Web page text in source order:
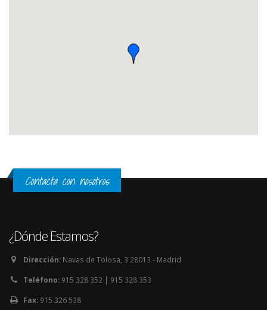
Contacta con nosotros
¿Dónde Estamos?
Dirección: Navas de Tolosa, 3 28013 - Madrid
Teléfono: 915 328 352 | 915 328 353
Fax: 915 326 538